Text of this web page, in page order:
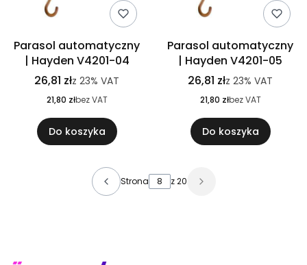
Parasol automatyczny
| Hayden V4201-04
26,81 złz 23% VAT
21,80 złbez VAT
Do koszyka
Parasol automatyczny
| Hayden V4201-05
26,81 złz 23% VAT
21,80 złbez VAT
Do koszyka
Strona z 20